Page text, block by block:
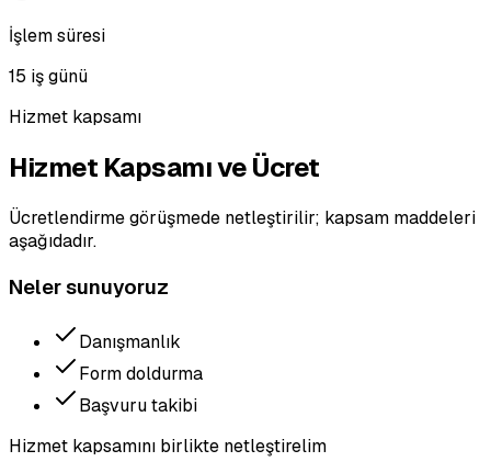
İşlem süresi
15 iş günü
Hizmet kapsamı
Hizmet Kapsamı ve Ücret
Ücretlendirme görüşmede netleştirilir; kapsam maddeleri
aşağıdadır.
Neler sunuyoruz
Danışmanlık
Form doldurma
Başvuru takibi
Hizmet kapsamını birlikte netleştirelim